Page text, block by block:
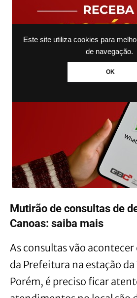
Este site utiliza cookies para
de navegação.
OK
Mutirão de consultas de
Canoas: saiba mais
As consultas vão acontecer
da Prefeitura na estação
Porém, é preciso ficar